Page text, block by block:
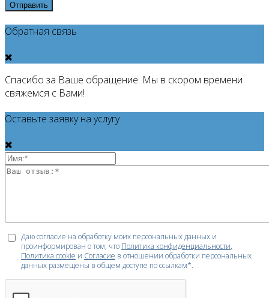
Отправить
Обратная связь
Спасибо за Ваше обращение. Мы в скором времени
свяжемся с Вами!
Оставьте заявку на услугу
Даю согласие на обработку моих персональных данных и
проинформирован о том, что Политика конфиденциальности,
Политика cookie и Согласие в отношении обработки персональных
данных размещены в общем доступе по ссылкам*.